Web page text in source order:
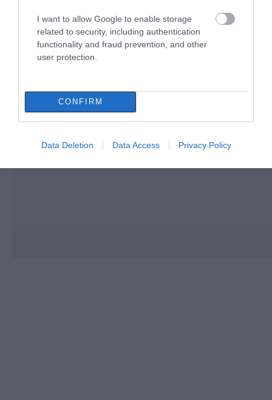
I want to allow Google to enable storage
related to security, including authentication
functionality and fraud prevention, and other
user protection.
CONFIRM
Data Deletion Data Access Privacy Policy